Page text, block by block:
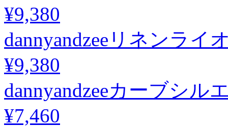
¥9,380
dannyandzeeリネンラ
¥9,380
dannyandzeeカーブシル
¥7,460